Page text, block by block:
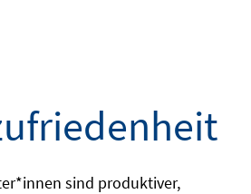
sind produktiver,